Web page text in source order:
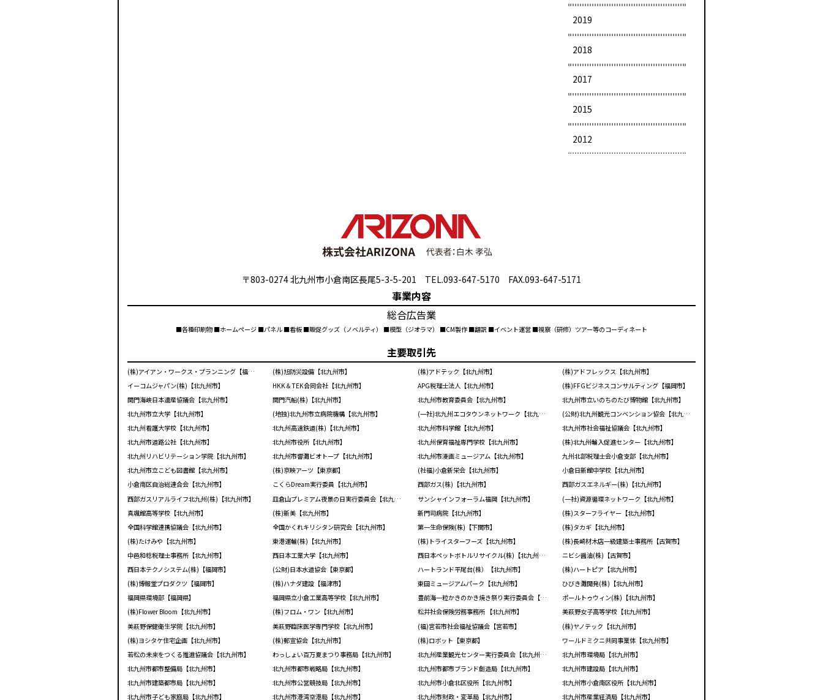
2019
2018
2017
2015
2012
〒803-0274 北九州市小倉南区長尾5-3-5-201 TEL.093-647-5170 FAX.093-647-5171
事業内容
総合広告業
■各種印刷物 ■ホームページ ■パネル ■看板 ■販促グッズ（ノベルティ） ■模型（ジオラマ） ■CM製作 ■翻訳 ■イベント運営 ■視察（研修）ツアー等のコーディネート
主要取引先
(株)アイアン・ワークス・プランニング【福岡市】 (株)旭防災設備【北九州市】 (株)アドテック【北九州市】
(株)アドフレックス【北九州市】
イーコムジャパン(株)【北九州市】
HKK＆TEK合同会社【北九州市】 APG税理士法人【北九州市】
(株)FFGビジネスコンサルティング【福岡市】
関門海峡日本遺産協議会【北九州市】
関門汽船(株)【北九州市】 北九州市教育委員会【北九州市】
北九州市立いのちのたび博物館【北九州市】
北九州市立大学【北九州市】
(地独)北九州市立病院機構【北九州市】 (一社)北九州エコタウンネットワーク【北九州市】
(公財)北九州観光コンベンション協会【北九州市】
北九州看護大学校【北九州市】
北九州高速鉄道(株)【北九州市】 北九州市科学館【北九州市】
北九州市社会福祉協議会【北九州市】
北九州市道路公社【北九州市】
北九州市役所【北九州市】 北九州保育福祉専門学校【北九州市】
(株)北九州輸入促進センター【北九州市】
北九州リハビリテーション学院【北九州市】
北九州市響灘ビオトープ【北九州市】 北九州市漫画ミュージアム【北九州市】
九州北部税理士会小倉支部【北九州市】
北九州市立こども図書館【北九州市】
(株)京映アーツ【東京都】 (社福)小倉新栄会【北九州市】
小倉日新館中学校【北九州市】
小倉南区自治総連合会【北九州市】
こくらDream実行委員【北九州市】 西部ガス(株)【北九州市】
西部ガスエネルギー(株)【北九州市】
西部ガスリアルライフ北九州(株)【北九州市】
皿倉山プレミアム夜景の日実行委員会【北九州市】 サンシャインフォーラム福岡【北九州市】
(一社)資源循環ネットワーク【北九州市】
真颯館高等学校【北九州市】
(株)新美【北九州市】 新門司病院【北九州市】
(株)スターフライヤー【北九州市】
全国科学館連携協議会【北九州市】
全国かくれキリシタン研究会【北九州市】 第一生命保険(株)【下関市】
(株)タカギ【北九州市】
(株)たけみや【北九州市】
東港運輸(株)【北九州市】 (株)トライスターフーズ【北九州市】
(株)長崎材木店一級建築士事務所【古賀市】
中邑和稔税理士事務所【北九州市】
西日本工業大学【北九州市】 西日本ペットボトルリサイクル(株)【北九州市】
ニビシ醤油(株)【古賀市】
西日本テクノシステム(株)【福岡市】
(公財)日本水道協会【東京都】 ハートランド平尾台(株）【北九州市】
(株)ハートピア【北九州市】
(株)博報堂プロダクツ【福岡市】
(株)ハナダ建設【福津市】 東田ミュージアムパーク【北九州市】
ひびき灘開発(株)【北九州市】
福岡県環境部【福岡県】
福岡県立小倉工業高等学校【北九州市】 豊前海一粒かきのかき焼き祭り実行委員会【北九州市】
ポールトゥウィン(株)【北九州市】
(株)Flower Bloom【北九州市】
(株)フロム・ワン【北九州市】 松井社会保険労務事務所 【北九州市】
美萩野女子高等学校【北九州市】
美萩野保健衛生学院【北九州市】
美萩野臨床医学専門学校【北九州市】 (福)宮若市社会福祉協議会【宮若市】
(株)ヤノテック【北九州市】
(株)ヨシタケ住宅企画【北九州市】
(株)郵宣協会【北九州市】 (株)ロボット【東京都】
ワールドミクニ共同事業体【北九州市】
若松の未来をつくる推進協議会【北九州市】
わっしょい百万夏まつり事務局【北九州市】 北九州産業観光センター実行委員会【北九州市】
北九州市環境局【北九州市】
北九州市都市整備局【北九州市】
北九州市都市戦略局【北九州市】 北九州市都市ブランド創造局【北九州市】
北九州市建設局【北九州市】
北九州市建築都市局【北九州市】
北九州市公営競技局【北九州市】 北九州市小倉北区役所【北九州市】
北九州市小倉南区役所【北九州市】
北九州市子ども家庭局【北九州市】
北九州市港湾空港局【北九州市】 北九州市財政・変革局【北九州市】 北九州市産業経済局【北九州市】